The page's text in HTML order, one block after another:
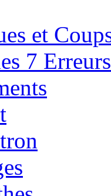
et
7 Erreurs